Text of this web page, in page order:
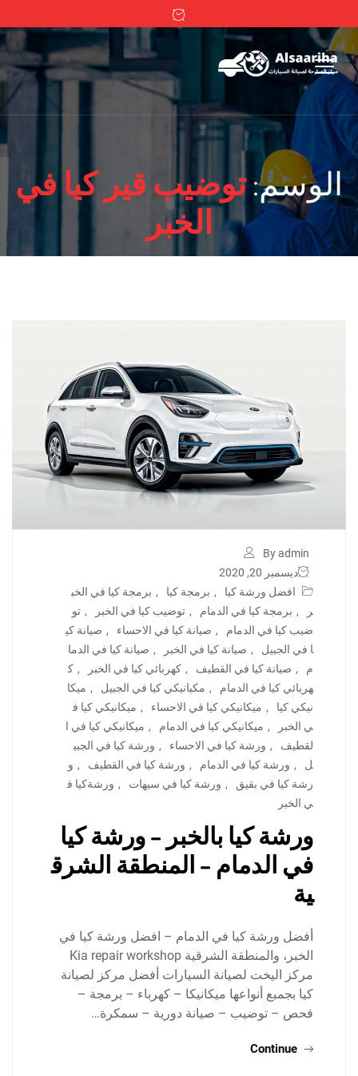
الوسم:توضيب قير كيا في
الخبر
By admin
ديسمبر 20, 2020
افضل ورشة كيا
, برمجة كيا , برمجة كيا في الخب
ر
, برمجة كيا في الدمام , توضيب كيا في الخبر , تو
ضيب كيا في الدمام
, صيانة كيا في الاحساء , صيانة كي
ا في الجبيل
, صيانة كيا في الخبر , صيانة كيا في الدما
م
, صيانة كيا في القطيف , كهربائي كيا في الخبر , ك
هربائي كيا في الدمام
, مكيانيكي كيا في الجبيل , ميكا
نيكي كيا
, ميكانيكي كيا في الاحساء , ميكانيكي كيا ف
ي الخبر
, ميكانيكي كيا في الدمام , ميكانيكي كيا في ا
لقطيف
, ورشة كيا في الاحساء , ورشة كيا في الجبي
ل
, ورشة كيا في الدمام , ورشة كيا في القطيف , و
رشة كيا في بقيق
, ورشة كيا في سيهات , ورشةكيا ف
ي الخبر
ورشة كيا بالخبر – ورشة كيا
في الدمام – المنطقة الشرق
ية
أفضل ورشة كيا في الدمام – افضل ورشة كيا في
الخبر، والمنطقة الشرقية Kia repair workshop
مركز اليخت لصيانة السيارات أفضل مركز لصيانة
كيا بجمبع أنواعها ميكانيكا – كهرباء – برمجة –
فحص – توضيب – صيانة دورية – سمكرة…
Continue